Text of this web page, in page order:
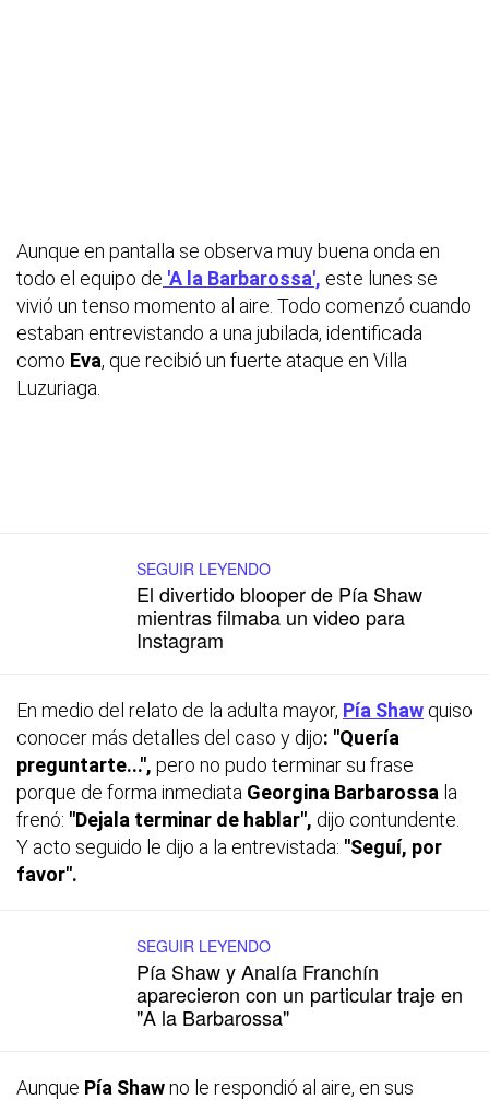
Aunque en pantalla se observa muy buena onda en
todo el equipo de 'A la Barbarossa', este lunes se
vivió un tenso momento al aire. Todo comenzó cuando
estaban entrevistando a una jubilada, identificada
como Eva, que recibió un fuerte ataque en Villa
Luzuriaga.
SEGUIR LEYENDO
El divertido blooper de Pía Shaw
mientras filmaba un video para
Instagram
En medio del relato de la adulta mayor, Pía Shaw quiso
conocer más detalles del caso y dijo: "Quería
preguntarte...", pero no pudo terminar su frase
porque de forma inmediata Georgina Barbarossa la
frenó: "Dejala terminar de hablar", dijo contundente.
Y acto seguido le dijo a la entrevistada: "Seguí, por
favor".
SEGUIR LEYENDO
Pía Shaw y Analía Franchín
aparecieron con un particular traje en
"A la Barbarossa"
Aunque Pía Shawno le respondió al aire, en sus